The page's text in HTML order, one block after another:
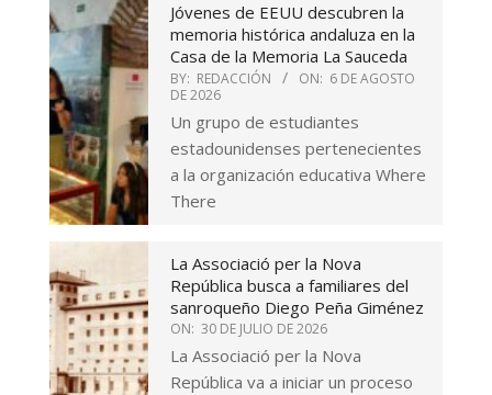
Jóvenes de EEUU descubren la
memoria histórica andaluza en la
Casa de la Memoria La Sauceda
BY: REDACCIÓN ON: 6 DE AGOSTO
DE 2026
Un grupo de estudiantes
estadounidenses pertenecientes
a la organización educativa Where
There
La Associació per la Nova
República busca a familiares del
sanroqueño Diego Peña Giménez
ON: 30 DE JULIO DE 2026
La Associació per la Nova
República va a iniciar un proceso